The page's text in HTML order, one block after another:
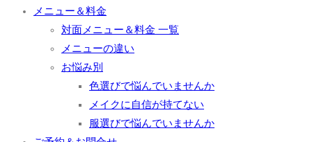
メニュー＆料金
対面メニュー＆料金 一覧
メニューの違い
お悩み別
色選びで悩んでいませんか
メイクに自信が持てない
服選びで悩んでいませんか